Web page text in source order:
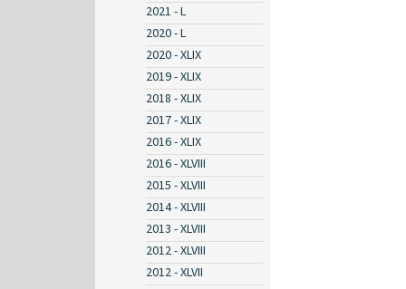
2021 - L
2020 - L
2020 - XLIX
2019 - XLIX
2018 - XLIX
2017 - XLIX
2016 - XLIX
2016 - XLVIII
2015 - XLVIII
2014 - XLVIII
2013 - XLVIII
2012 - XLVIII
2012 - XLVII